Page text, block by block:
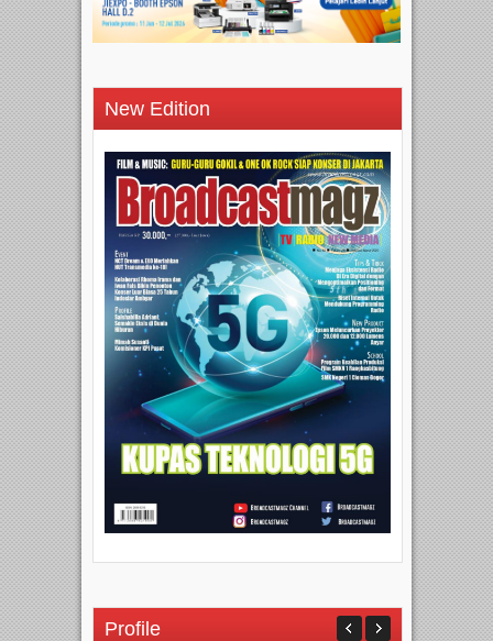
New Edition
Profile